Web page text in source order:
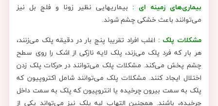
بیماری‌های زمینه ای : بیماریهایی نظیر زونا و فلج بل نیز
می‌توانند باعث خشکی چشم شوند.
مشکلات پلک : اغلب افراد تقریبا پنج بار در دقیقه پلک می‌زنند،
هر بار که فرد پلک می‌زند، پلک لایه نازکی از اشک را روی سطح
چشم پخش می‌کند. مشکلات پلک می‌توانند در حرکات پلک زدن
اختلال ایجاد کنند. مشکلات پلک می‌توانند شامل اکتروپیون که
پلک به سمت بیرون چرخیده یا انتروپیون که پلک به سمت داخل
چرخیده، باشند. همچنین التهاب لبه پلک نیز می‌تواند یکی از